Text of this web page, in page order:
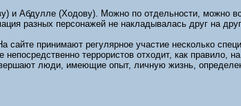
и Абдулле (Ходову). Можно по отдельности, можно
разных персонажей не накладывалась друг на
сайте принимают регулярное участие несколько
непосредственно террористов отходит, как
люди, имеющие опыт, личную жизнь,